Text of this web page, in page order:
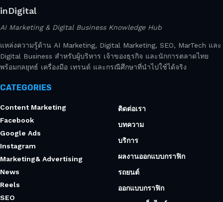
inDigital
AI Marketing & Digital Business Knowledge Hub
แหล่งความรู้ด้าน AI Marketing, Digital Marketing, SEO, MarTech และ
Digital Business สำหรับผู้บริหาร เจ้าของธุรกิจ และนักการตลาดไทย
พร้อมกลยุทธ์ เครื่องมือ เทรนด์ และกรณีศึกษาที่นำไปใช้ได้จริง
CATEGORIES
Content Marketing
Facebook
Google Ads
Instagram
Marketing& Advertising
News
Reels
SEO
ติดต่อเรา
บทความ
บริการ
ผลงานออกแบบกราฟิก
รถยนต์
ออกแบบกราฟิก